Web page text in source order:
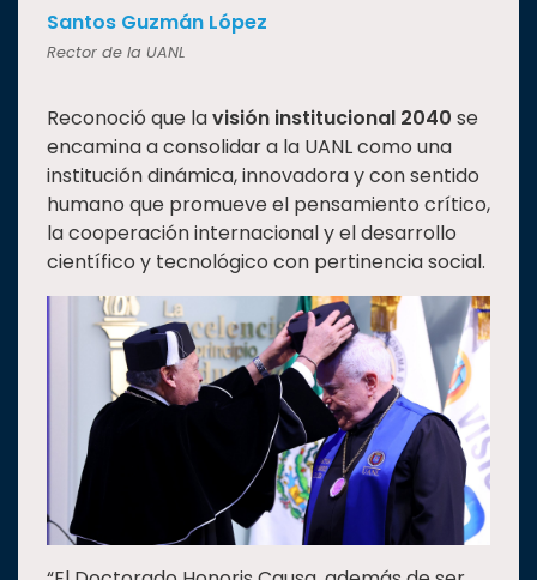
Santos Guzmán López
Rector de la UANL
Reconoció que lavisión institucional 2040 se
encamina a consolidar a la UANL como una
institución dinámica, innovadora y con sentido
humano que promueve el pensamiento crítico,
la cooperación internacional y el desarrollo
científico y tecnológico con pertinencia social.